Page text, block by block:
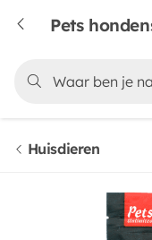
Huisdieren